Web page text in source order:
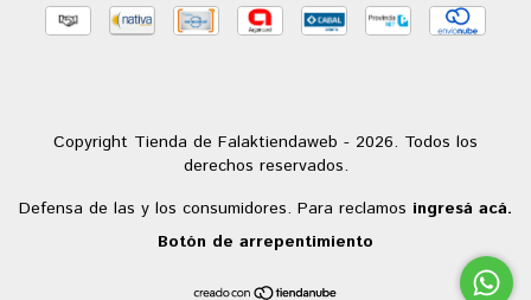
Copyright Tienda de Falaktiendaweb - 2026. Todos los
derechos reservados.
Defensa de las y los consumidores. Para reclamos ingresá acá.
Botón de arrepentimiento